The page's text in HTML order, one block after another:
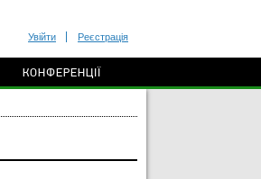
Увійти Реєстрація
КОНФЕРЕНЦІЇ